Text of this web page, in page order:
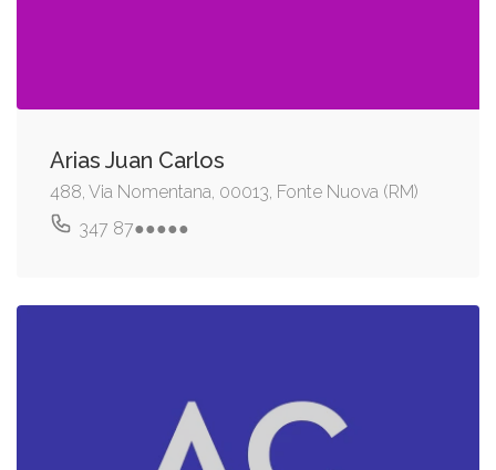
Arias Juan Carlos
488, Via Nomentana, 00013, Fonte Nuova (RM)
347 87●●●●●